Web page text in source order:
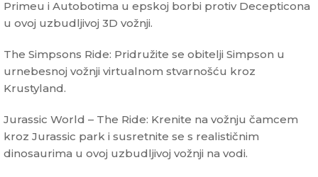
Primeu i Autobotima u epskoj borbi protiv Decepticona
u ovoj uzbudljivoj 3D vožnji.
The Simpsons Ride: Pridružite se obitelji Simpson u
urnebesnoj vožnji virtualnom stvarnošću kroz
Krustyland.
Jurassic World – The Ride: Krenite na vožnju čamcem
kroz Jurassic park i susretnite se s realističnim
dinosaurima u ovoj uzbudljivoj vožnji na vodi.